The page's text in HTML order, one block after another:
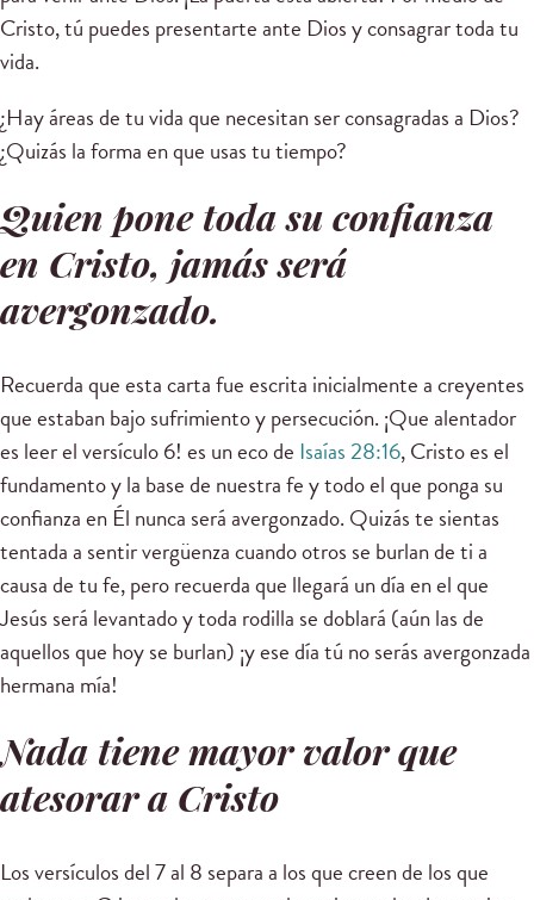
Cristo, tú puedes presentarte ante Dios y consagrar toda tu
vida.
¿Hay áreas de tu vida que necesitan ser consagradas a Dios?
¿Quizás la forma en que usas tu tiempo?
Quien pone toda su confianza
en Cristo, jamás será
avergonzado.
Recuerda que esta carta fue escrita inicialmente a creyentes
que estaban bajo sufrimiento y persecución. ¡Que alentador
es leer el versículo 6! es un eco de Isaías 28:16, Cristo es el
fundamento y la base de nuestra fe y todo el que ponga su
confianza en Él nunca será avergonzado. Quizás te sientas
tentada a sentir vergüenza cuando otros se burlan de ti a
causa de tu fe, pero recuerda que llegará un día en el que
Jesús será levantado y toda rodilla se doblará (aún las de
aquellos que hoy se burlan) ¡y ese día tú no serás avergonzada
hermana mía!
Nada tiene mayor valor que
atesorar a Cristo
Los versículos del 7 al 8 separa a los que creen de los que